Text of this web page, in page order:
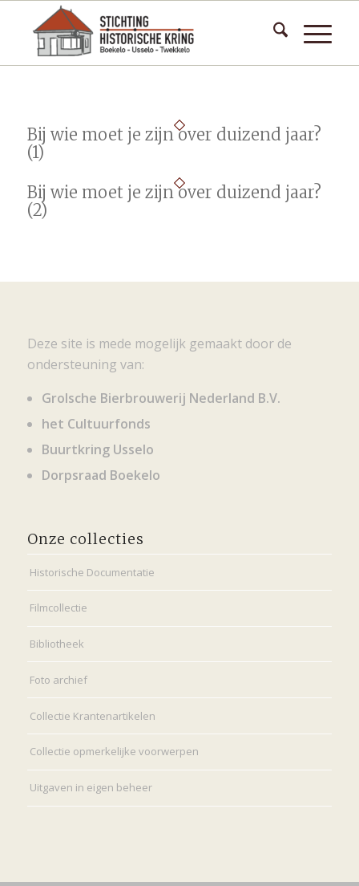
Bij wie moet je zijn over duizend jaar?
(1)
Bij wie moet je zijn over duizend jaar?
(2)
Deze site is mede mogelijk gemaakt door de
ondersteuning van:
Grolsche Bierbrouwerij Nederland B.V.
het Cultuurfonds
Buurtkring Usselo
Dorpsraad Boekelo
Onze collecties
Historische Documentatie
Filmcollectie
Bibliotheek
Foto archief
Collectie Krantenartikelen
Collectie opmerkelijke voorwerpen
Uitgaven in eigen beheer